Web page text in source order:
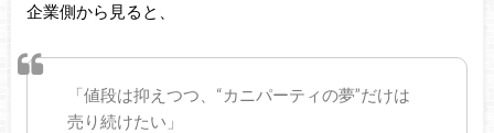
企業側から見ると、
「値段は抑えつつ、“カニパーティの夢”だけは
売り続けたい」